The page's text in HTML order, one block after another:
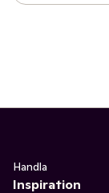
Handla
Inspiration